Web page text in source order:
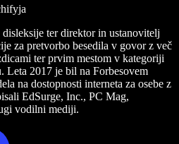
ter direktor in ustanovitelj
za pretvorbo besedila v govor z več
ter prvim mestom v kategoriji
2017 je bil na Forbesovem
na dostopnosti interneta za osebe z
EdSurge, Inc., PC Mag,
vodilni mediji.